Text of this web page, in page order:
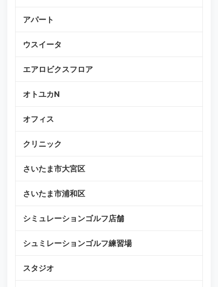
アパート
ウスイータ
エアロビクスフロア
オトユカN
オフィス
クリニック
さいたま市大宮区
さいたま市浦和区
シミュレーションゴルフ店舗
シュミレーションゴルフ練習場
スタジオ